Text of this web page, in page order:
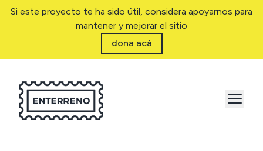
Si este proyecto te ha sido útil, considera apoyarnos para
mantener y mejorar el sitio
dona acá